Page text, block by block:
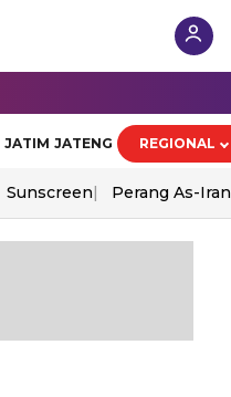
JATIM JATENG REGIONAL
Sunscreen Perang As-Iran